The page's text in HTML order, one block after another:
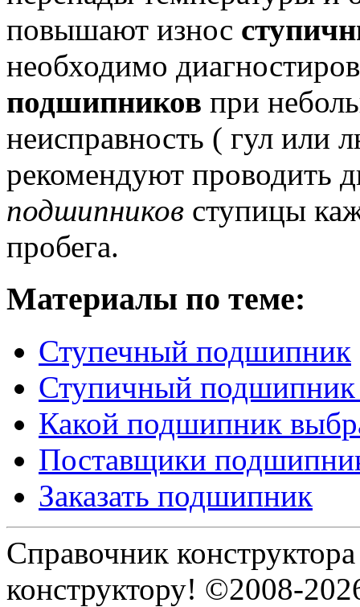
повышают износ
необходимо
подшипников при
неисправность ( гул или
рекомендуют проводить
подшипников ступицы
пробега.
Материалы по теме:
Ступечный подшипник
Ступичный подшипник
Какой подшипник
Поставщики
Заказать подшипник
Справочник
конструктору! ©2008-